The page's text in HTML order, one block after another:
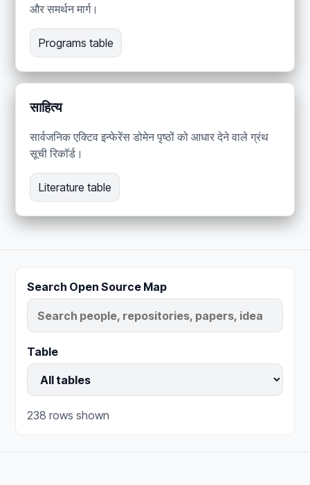
और समर्थन मार्ग।
Programs table
साहित्य
सार्वजनिक एक्टिव इन्फेरेंस डोमेन पृष्ठों को आधार देने वाले ग्रंथ
सूची रिकॉर्ड।
Literature table
Search Open Source Map
Table
238 rows shown